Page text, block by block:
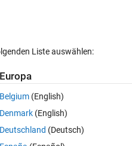
answers/281617-i-am-
looking at this. In the original
Liste auswählen:
Europa
Belgium (English)
Denmark (English)
Deutschland (Deutsch)